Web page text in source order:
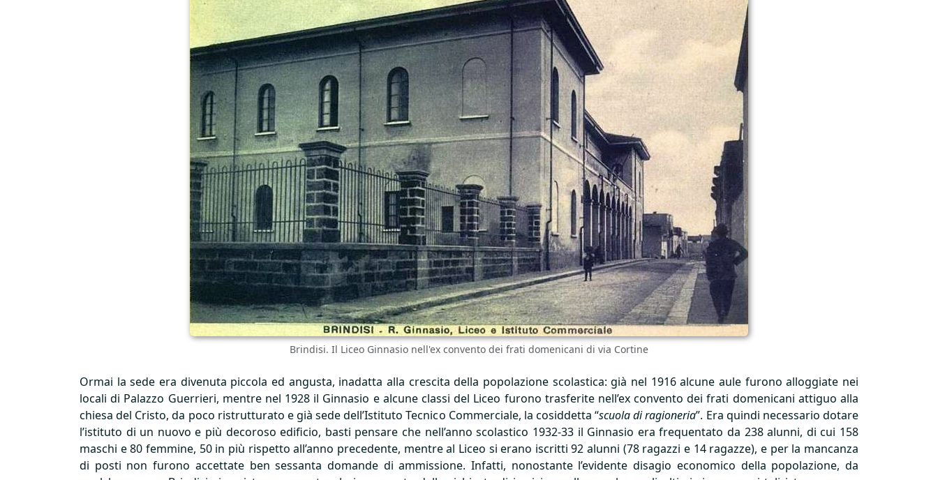
Brindisi. Il Liceo Ginnasio nell'ex convento dei frati domenicani di via Cortine
Ormai la sede era divenuta piccola ed angusta, inadatta alla crescita della popolazione scolastica: già nel 1916 alcune aule furono alloggiate nei
locali di Palazzo Guerrieri, mentre nel 1928 il Ginnasio e alcune classi del Liceo furono trasferite nell’ex convento dei frati domenicani attiguo alla
chiesa del Cristo, da poco ristrutturato e già sede dell’Istituto Tecnico Commerciale, la cosiddetta “scuola di ragioneria”. Era quindi necessario dotare
l’istituto di un nuovo e più decoroso edificio, basti pensare che nell’anno scolastico 1932-33 il Ginnasio era frequentato da 238 alunni, di cui 158
maschi e 80 femmine, 50 in più rispetto all’anno precedente, mentre al Liceo si erano iscritti 92 alunni (78 ragazzi e 14 ragazze), e per la mancanza
di posti non furono accettate ben sessanta domande di ammissione. Infatti, nonostante l’evidente disagio economico della popolazione, da